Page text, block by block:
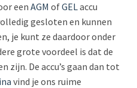
een AGM ofGELaccu
gesloten en kunnen
je kunt ze daardoor onder
grote voordeel is dat de
zijn. De accu’s gaan dan tot
vind je ons ruime